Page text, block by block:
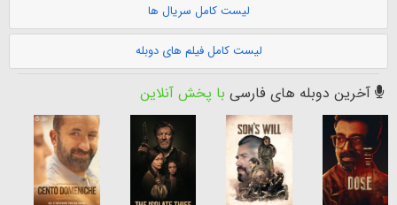
لیست کامل سریال ها
لیست کامل فیلم های دوبله
آخرین دوبله های فارسی با پخش آنلاین